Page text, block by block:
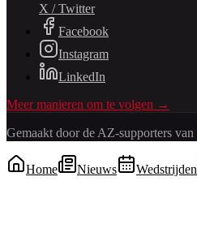
X / Twitter
Facebook
Instagram
LinkedIn
Meer manieren om te volgen →
Gemaakt door de AZ-supporters van
Home Nieuws Wedstrijden